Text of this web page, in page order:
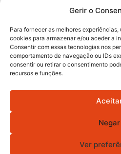
Gerir o
Para fornecer as melhores
cookies para armazenar e/ou aceder a
Consentir com essas tecnologias nos
comportamento de navegação ou IDs
consentir ou retirar o consentimento
recursos e funções.
Negar
Ver
caudais e antecipa situações
Subscreva
QUERO ADERIR
Política de Privacidade